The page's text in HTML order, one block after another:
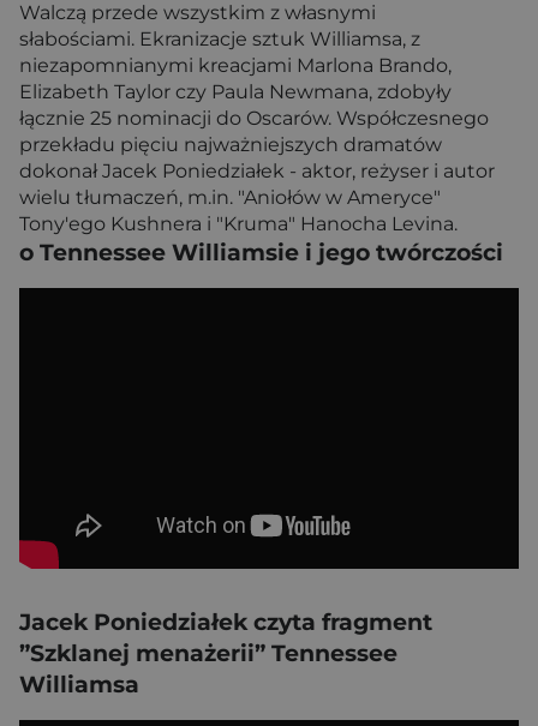
Walczą przede wszystkim z własnymi
słabościami. Ekranizacje sztuk Williamsa, z
niezapomnianymi kreacjami Marlona Brando,
Elizabeth Taylor czy Paula Newmana, zdobyły
łącznie 25 nominacji do Oscarów. Współczesnego
przekładu pięciu najważniejszych dramatów
dokonał Jacek Poniedziałek - aktor, reżyser i autor
wielu tłumaczeń, m.in. "Aniołów w Ameryce"
Tony'ego Kushnera i "Kruma" Hanocha Levina.
o Tennessee Williamsie i jego twórczości
Jacek Poniedziałek czyta fragment
”Szklanej menażerii” Tennessee
Williamsa